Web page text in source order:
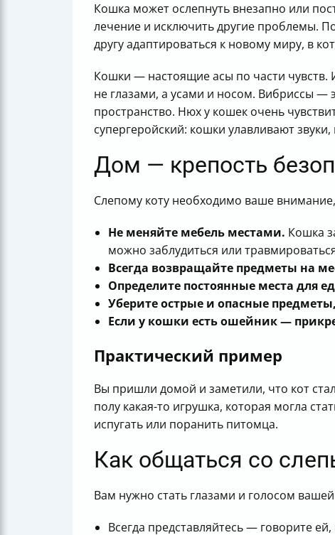
Кошка может ослепнуть внезапно или
лечение и исключить другие проблемы.
другу адаптироваться к новому миру, в
Кошки — настоящие асы по части чувств.
не глазами, а усами и носом. Вибриссы
пространство. Нюх у кошек очень
супергеройский: кошки улавливают
Дом — крепость
Слепому коту необходимо ваше
Не меняйте мебель местами. Кошка
можно заблудиться или
Всегда возвращайте предметы на
Определите постоянные места для
Уберите острые и опасные
Если у кошки есть ошейник —
Практический пример
Вы пришли домой и заметили, что кот
полу какая-то игрушка, которая могла
испугать или поранить питомца.
Как общаться со
Вам нужно стать глазами и голосом
Всегда представляйтесь — говорите